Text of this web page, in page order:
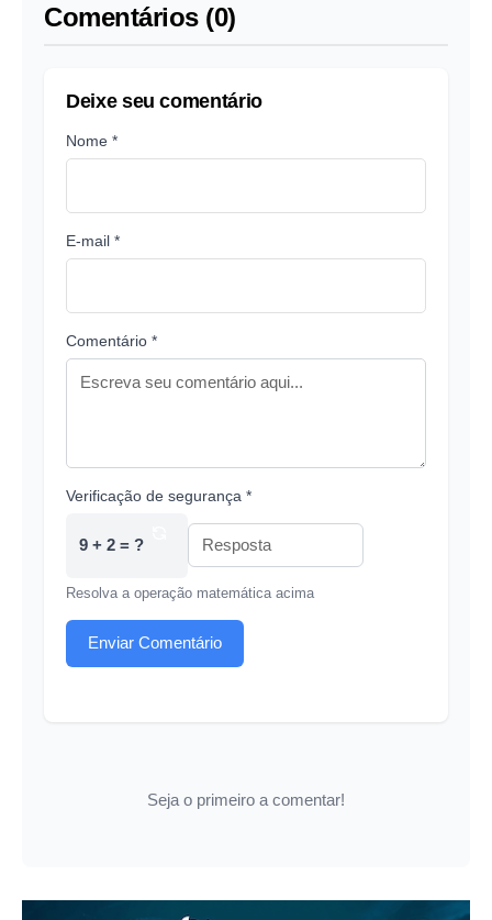
Comentários (0)
Deixe seu comentário
Nome *
E-mail *
Comentário *
Verificação de segurança *
9 + 2 = ?
Resolva a operação matemática acima
Enviar Comentário
Seja o primeiro a comentar!